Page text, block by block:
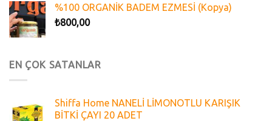
%100 ORGANİK BADEM EZMESİ (Kopya)
₺800,00
EN ÇOK SATANLAR
Shiffa Home NANELİ LİMONOTLU KARIŞIK
BİTKİ ÇAYI 20 ADET